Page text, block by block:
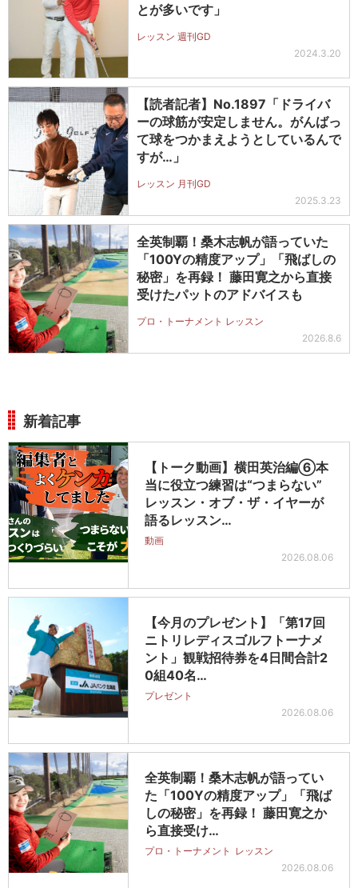
とが多いです」
レッスン 週刊GD
2024.3.20
【読者記者】No.1897「ドライバ
ーの球筋が安定しません。がんばっ
て球をつかまえようとしているんで
すが…」
レッスン 月刊GD
2025.3.23
全英制覇！桑木志帆が語っていた
「100Yの精度アップ」「飛ばしの
秘密」を再録！ 藤田寛之から直接
受けたパットのアドバイスも
プロ・トーナメント レッスン
2026.8.6
新着記事
【トーク動画】横田英治編⑥本
当に役立つ練習は“つまらない”
レッスン・オブ・ザ・イヤーが
語るレッスン…
動画
2026.08.06
【今月のプレゼント】「第17回
ニトリレディスゴルフトーナメ
ント」観戦招待券を4日間合計2
0組40名…
プレゼント
2026.08.06
全英制覇！桑木志帆が語ってい
た「100Yの精度アップ」「飛ば
しの秘密」を再録！ 藤田寛之か
ら直接受け…
プロ・トーナメント レッスン
2026.08.06